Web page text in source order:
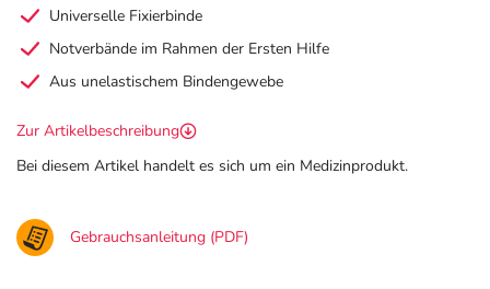
Universelle Fixierbinde
Notverbände im Rahmen der Ersten Hilfe
Aus unelastischem Bindengewebe
Zur Artikelbeschreibung
Bei diesem Artikel handelt es sich um ein Medizinprodukt.
Gebrauchsanleitung (PDF)